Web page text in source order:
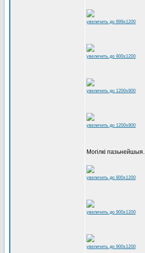
увеличить до 899x1200
увеличить до 900x1200
увеличить до 1200x900
увеличить до 1200x900
Могілкі пазьнейшыя.
увеличить до 900x1200
увеличить до 900x1200
увеличить до 900x1200